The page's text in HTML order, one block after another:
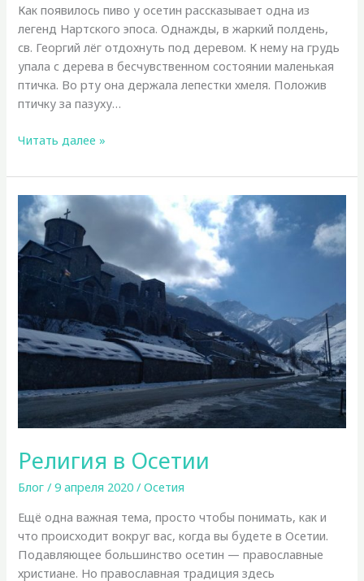
Как появилось пиво у осетин рассказывает одна из
легенд Нартского эпоса. Однажды, в жаркий полдень,
св. Георгий лёг отдохнуть под деревом. К нему на грудь
упала с дерева в бесчувственном состоянии маленькая
птичка. Во рту она держала лепестки хмеля. Положив
птичку за пазуху…
Как
пиво
в
Осетии
Читать далее »
Религия в Осетии
Блог /9 апреля 2020/Осетия
Ещё одна важная тема, просто чтобы понимать, как и
что происходит вокруг вас, когда вы будете в Осетии.
Подавляющее большинство осетин — православные
христиане. Но православная традиция здесь